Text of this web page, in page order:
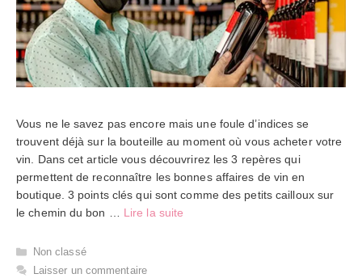
Vous ne le savez pas encore mais une foule d’indices se
trouvent déjà sur la bouteille au moment où vous acheter votre
vin. Dans cet article vous découvrirez les 3 repères qui
permettent de reconnaître les bonnes affaires de vin en
boutique. 3 points clés qui sont comme des petits cailloux sur
le chemin du bon … Lire la suite
Catégories
Non classé
Laisser un commentaire